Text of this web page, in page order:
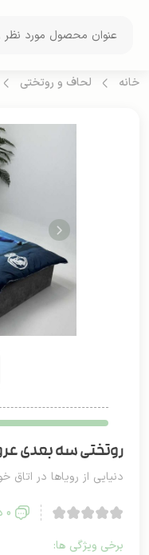
خانه لحاف و روتختی
روتختی سه بعدی
دنیایی از رویاها در
0 دیدگاه
برخی ویژگی ها: